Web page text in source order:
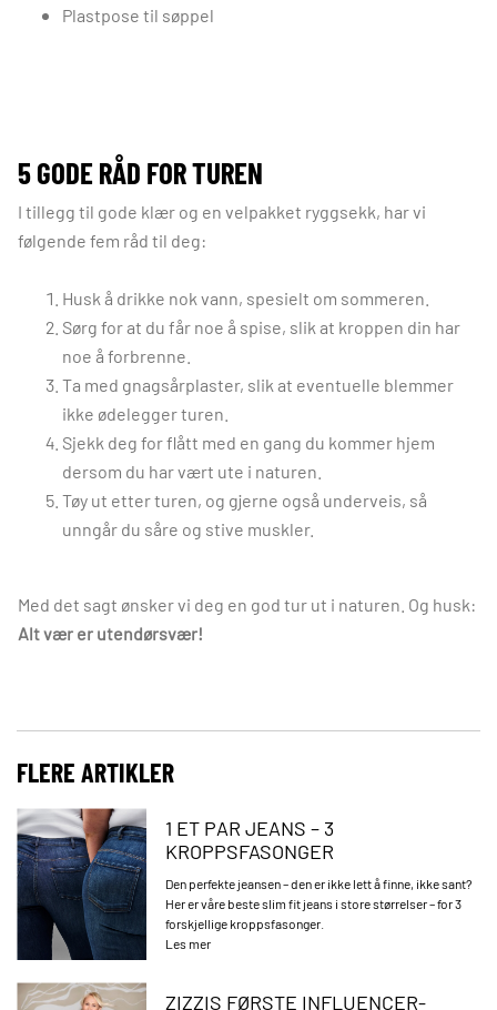
Plastpose til søppel
5 GODE RÅD FOR TUREN
I tillegg til gode klær og en velpakket ryggsekk, har vi
følgende fem råd til deg:
Husk å drikke nok vann, spesielt om sommeren.
Sørg for at du får noe å spise, slik at kroppen din har
noe å forbrenne.
Ta med gnagsårplaster, slik at eventuelle blemmer
ikke ødelegger turen.
Sjekk deg for flått med en gang du kommer hjem
dersom du har vært ute i naturen.
Tøy ut etter turen, og gjerne også underveis, så
unngår du såre og stive muskler.
Med det sagt ønsker vi deg en god tur ut i naturen. Og husk:
Alt vær er utendørsvær!
FLERE ARTIKLER
1 ET PAR JEANS – 3
KROPPSFASONGER
Den perfekte jeansen – den er ikke lett å finne, ikke sant?
Her er våre beste slim fit jeans i store størrelser – for 3
forskjellige kroppsfasonger.
Les mer
ZIZZIS FØRSTE INFLUENCER-